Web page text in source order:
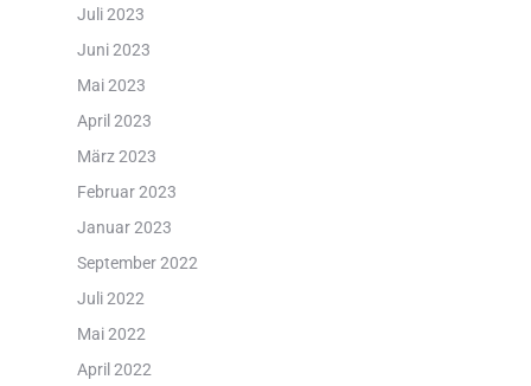
Juli 2023
Juni 2023
Mai 2023
April 2023
März 2023
Februar 2023
Januar 2023
September 2022
Juli 2022
Mai 2022
April 2022